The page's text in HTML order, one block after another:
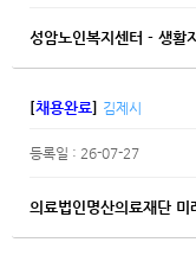
성암노인복지센터 - 생활
[채용완료] 김제시
등록일 : 26-07-27
의료법인명산의료재단